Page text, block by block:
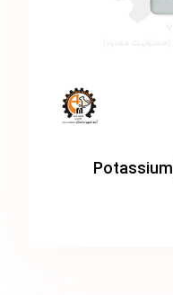
پتاسيم كربنات ۱۰۴۹۲۸ (Potassium